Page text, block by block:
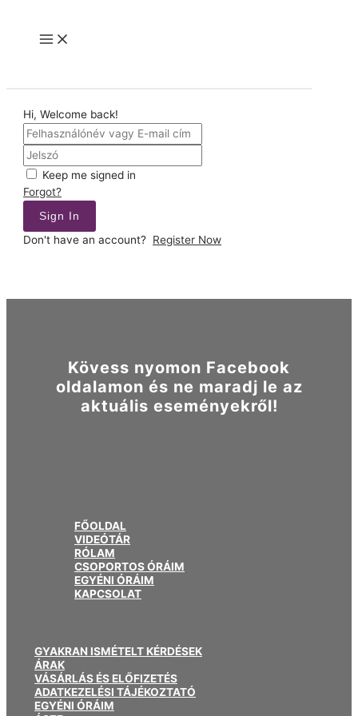
content
Main
Hi, Welcome back!
Keep me signed in
Forgot?
Sign In
Don't have an account? Register Now
Kövess nyomon Facebook
oldalamon és ne maradj le az
aktuális eseményekről!
FŐOLDAL
VIDEÓTÁR
RÓLAM
CSOPORTOS ÓRÁIM
EGYÉNI ÓRÁIM
KAPCSOLAT
GYAKRAN ISMÉTELT KÉRDÉSEK
ÁRAK
VÁSÁRLÁS ÉS ELŐFIZETÉS
ADATKEZELÉSI TÁJÉKOZTATÓ
EGYÉNI ÓRÁIM